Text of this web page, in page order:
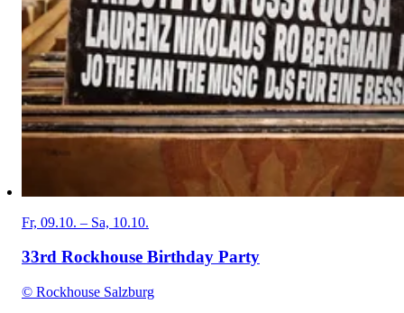
Fr, 09.10. – Sa, 10.10.
33rd Rockhouse Birthday Party
© Rockhouse Salzburg